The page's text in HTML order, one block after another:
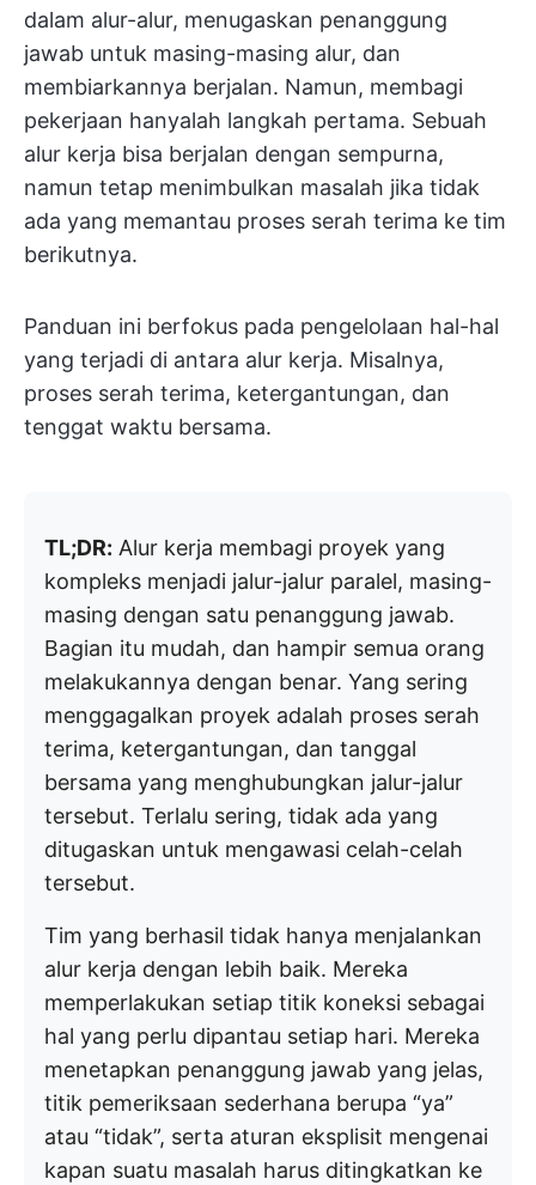
dalam alur-alur, menugaskan penanggung
jawab untuk masing-masing alur, dan
membiarkannya berjalan. Namun, membagi
pekerjaan hanyalah langkah pertama. Sebuah
alur kerja bisa berjalan dengan sempurna,
namun tetap menimbulkan masalah jika tidak
ada yang memantau proses serah terima ke tim
berikutnya.
Panduan ini berfokus pada pengelolaan hal-hal
yang terjadi di antara alur kerja. Misalnya,
proses serah terima, ketergantungan, dan
tenggat waktu bersama.
TL;DR: Alur kerja membagi proyek yang
kompleks menjadi jalur-jalur paralel, masing-
masing dengan satu penanggung jawab.
Bagian itu mudah, dan hampir semua orang
melakukannya dengan benar. Yang sering
menggagalkan proyek adalah proses serah
terima, ketergantungan, dan tanggal
bersama yang menghubungkan jalur-jalur
tersebut. Terlalu sering, tidak ada yang
ditugaskan untuk mengawasi celah-celah
tersebut.
Tim yang berhasil tidak hanya menjalankan
alur kerja dengan lebih baik. Mereka
memperlakukan setiap titik koneksi sebagai
hal yang perlu dipantau setiap hari. Mereka
menetapkan penanggung jawab yang jelas,
titik pemeriksaan sederhana berupa “ya”
atau “tidak”, serta aturan eksplisit mengenai
kapan suatu masalah harus ditingkatkan ke